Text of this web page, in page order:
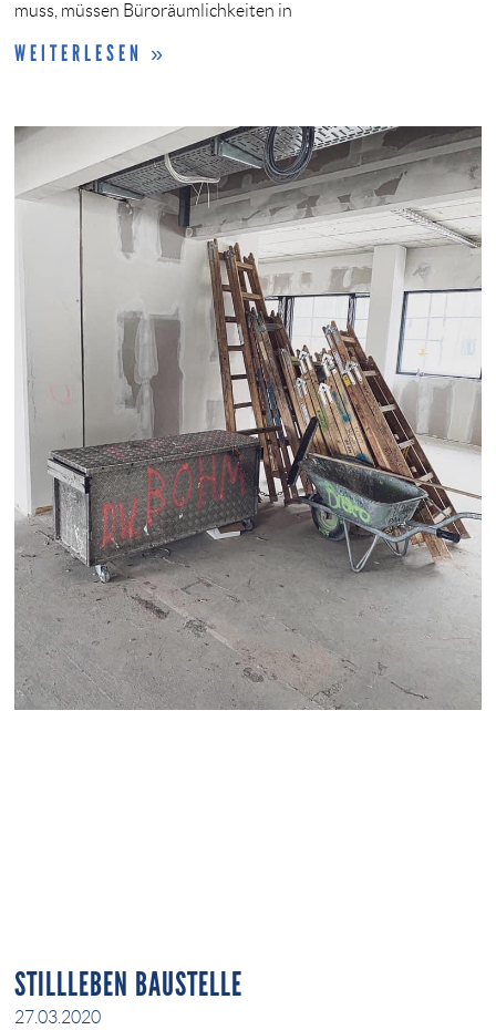
muss, müssen Büroräumlichkeiten in
WEITERLESEN »
STILLLEBEN BAUSTELLE
27.03.2020